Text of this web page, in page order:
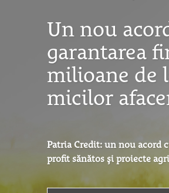
Un nou
garantarea
milioane de
micilor
Patria Credit: un nou acord
profit sănătos și proiecte